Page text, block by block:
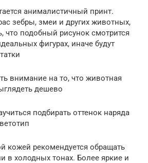
анималистичный принт.
зебры, змеи и других животных,
что подобный рисунок смотрится
фигурах, иначе будут
внимание на то, что животная
дешево
подбирать оттенок наряда
кожей рекомендуется обращать
в холодных тонах. Более яркие и